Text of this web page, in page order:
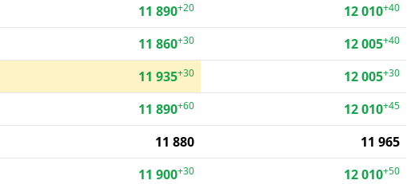
11 890+20 12 010+40
11 860+30 12 005+40
11 935+30 12 005+30
11 890+60 12 010+45
11 880
11 965
11 900+30 12 010+50